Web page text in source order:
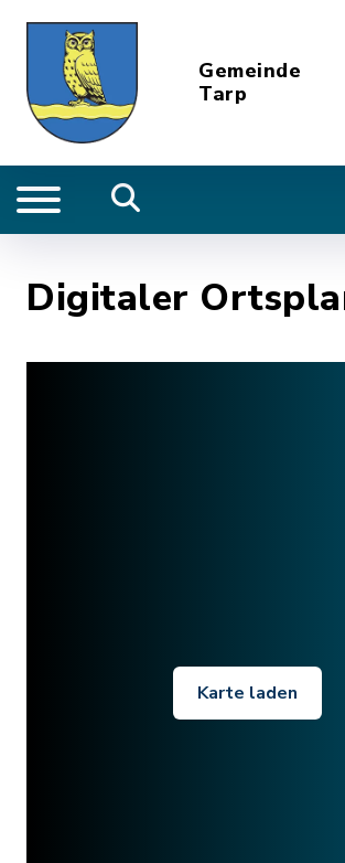
Gemeinde
Tarp
Digitaler
Karte laden